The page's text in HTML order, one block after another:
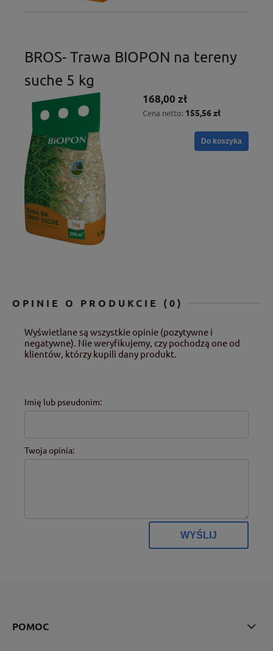
BROS- Trawa BIOPON na tereny
suche 5 kg
168,00 zł
Cena netto: 155,56 zł
Do koszyka
OPINIE O PRODUKCIE (0)
Wyświetlane są wszystkie opinie (pozytywne i
negatywne). Nie weryfikujemy, czy pochodzą one od
klientów, którzy kupili dany produkt.
Imię lub pseudonim:
Twoja opinia:
WYŚLIJ
POMOC